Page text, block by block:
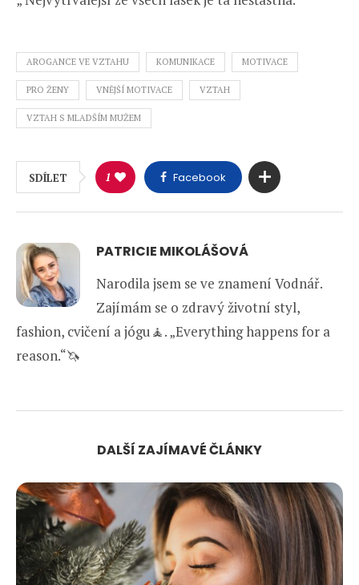
AROGANCE VE VZTAHU KOMUNIKACE MOTIVACE
PRO ŽENY VNĚJŠÍ MOTIVACE VZTAH
VZTAH S MLADŠÍM MUŽEM
SDÍLET 1 Facebook
PATRICIE MIKOLÁŠOVÁ
Narodila jsem se ve znamení Vodnář.
Zajímám se o zdravý životní styl,
fashion, cvičení a jógu🧘. „Everything happens for a
reason.“🦄
DALŠÍ ZAJÍMAVÉ ČLÁNKY